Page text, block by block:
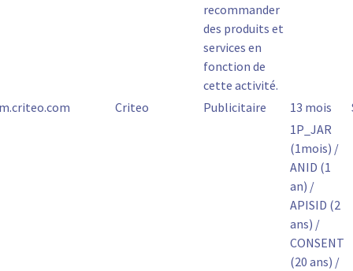
recommander
des produits et
services en
fonction de
cette activité.
Criteo Publicitaire 13 mois
1P_JAR
(1mois) /
ANID (1
an) /
APISID (2
ans) /
CONSENT
(20 ans) /